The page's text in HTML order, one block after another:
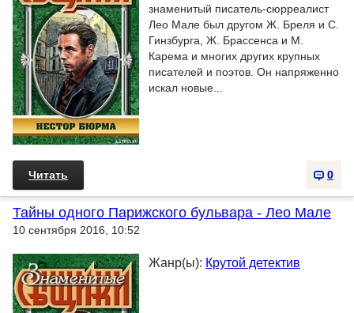
знаменитый писатель-сюрреалист
Лео Мале был другом Ж. Бреля и С.
Гинзбурга, Ж. Брассенса и М.
Карема и многих других крупных
писателей и поэтов. Он напряженно
искал новые...
0
Читать
Тайны одного Парижского бульвара - Лео Мале
10 сентября 2016, 10:52
Жанр(ы): Крутой детектив